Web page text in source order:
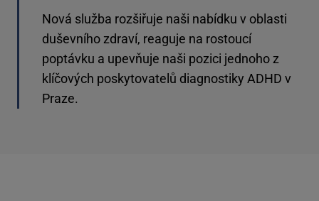
Nová služba rozšiřuje naši nabídku v oblasti
duševního zdraví, reaguje na rostoucí
poptávku a upevňuje naši pozici jednoho z
klíčových poskytovatelů diagnostiky ADHD v
Praze.